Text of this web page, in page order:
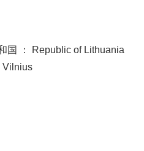
国 ： Republic of Lithuania
Vilnius